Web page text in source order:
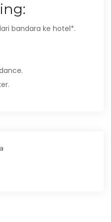
bandara ke hotel*.